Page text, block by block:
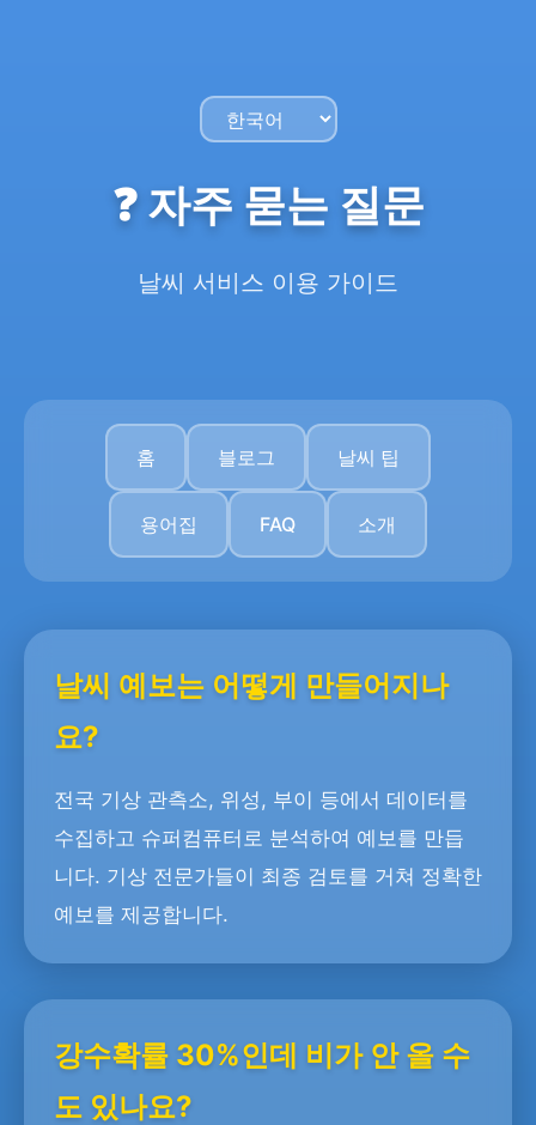
❓ 자주 묻는 질문
날씨 서비스 이용 가이드
홈 블로그 날씨 팁
용어집 FAQ 소개
날씨 예보는 어떻게 만들어지나
요?
전국 기상 관측소, 위성, 부이 등에서 데이터를
수집하고 슈퍼컴퓨터로 분석하여 예보를 만듭
니다. 기상 전문가들이 최종 검토를 거쳐 정확한
예보를 제공합니다.
강수확률 30%인데 비가 안 올 수
도 있나요?